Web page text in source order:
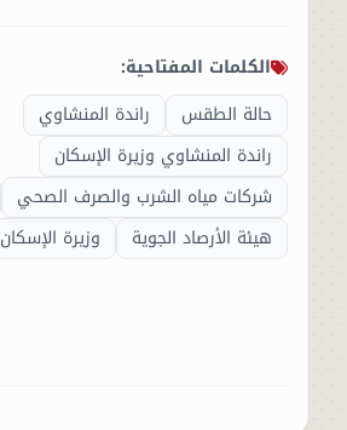
الكلمات المفتاحية:
حالة الطقس
راندة المنشاوي
راندة المنشاوي وزيرة الإسكان
شركات مياه الشرب والصرف الصحي
هيئة الأرصاد الجوية
وزيرة الإسكان